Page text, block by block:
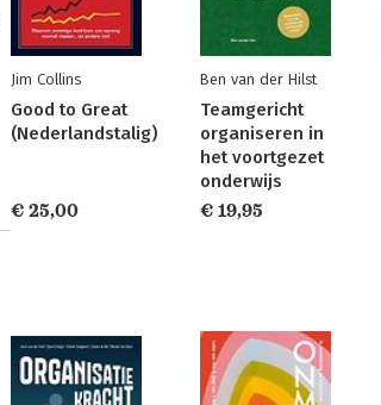
Jim Collins
Good to Great
(Nederlandstalig)
€ 25,00
Ben van der Hilst
Teamgericht
organiseren in
het voortgezet
onderwijs
€ 19,95